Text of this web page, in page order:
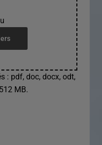
: pdf, doc, docx, odt,
MB.